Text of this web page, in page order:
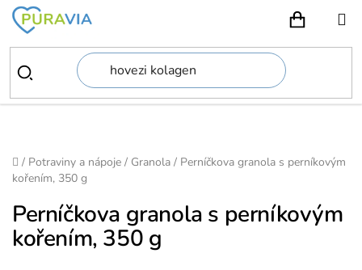
Přejít
obsah
Domů
/ Potraviny a nápoje / Granola / Perníčkova granola s perníkovým
kořením, 350 g
Perníčkova granola s perníkovým
kořením, 350 g